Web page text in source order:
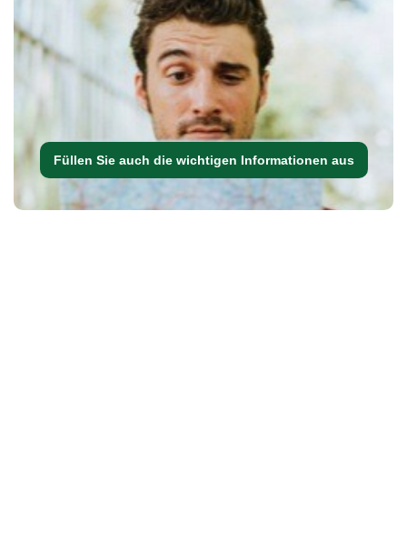
Füllen Sie auch die wichtigen Informationen aus